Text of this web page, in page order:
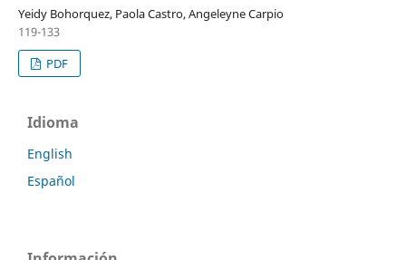
Yeidy Bohorquez, Paola Castro, Angeleyne Carpio
119-133
PDF
Idioma
English
Español